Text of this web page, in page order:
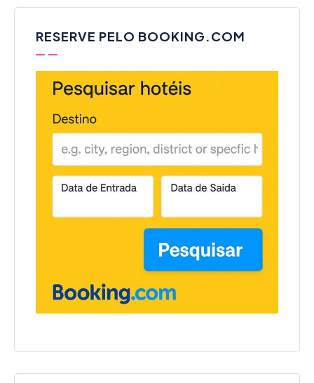
RESERVE PELO BOOKING.COM